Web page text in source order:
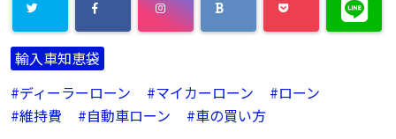
輸入車知恵袋
ディーラーローン
マイカーローン
ローン
維持費
自動車ローン 車の買い方